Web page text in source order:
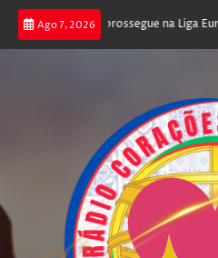
Ago 7, 2026
joga poker e prossegue na Liga Europa